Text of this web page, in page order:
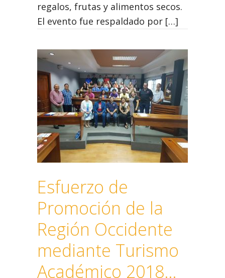
regalos, frutas y alimentos secos.
El evento fue respaldado por […]
Esfuerzo de
Promoción de la
Región Occidente
mediante Turismo
Académico 2018…